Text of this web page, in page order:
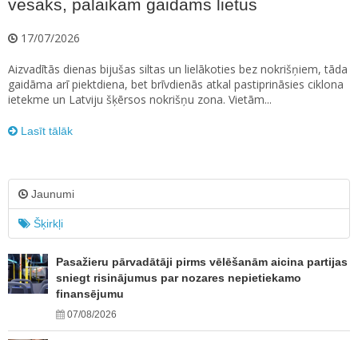
vēsāks, palaikam gaidāms lietus
17/07/2026
Aizvadītās dienas bijušas siltas un lielākoties bez nokrišņiem, tāda
gaidāma arī piektdiena, bet brīvdienās atkal pastiprināsies ciklona
ietekme un Latviju šķērsos nokrišņu zona. Vietām...
Lasīt tālāk
Jaunumi
Šķirkļi
Pasažieru pārvadātāji pirms vēlēšanām aicina partijas
sniegt risinājumus par nozares nepietiekamo
finansējumu
07/08/2026